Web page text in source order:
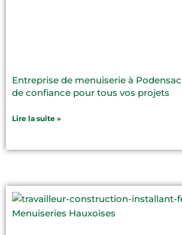
Entreprise de menuiserie à
de confiance pour tous vos projets
Lire la suite »